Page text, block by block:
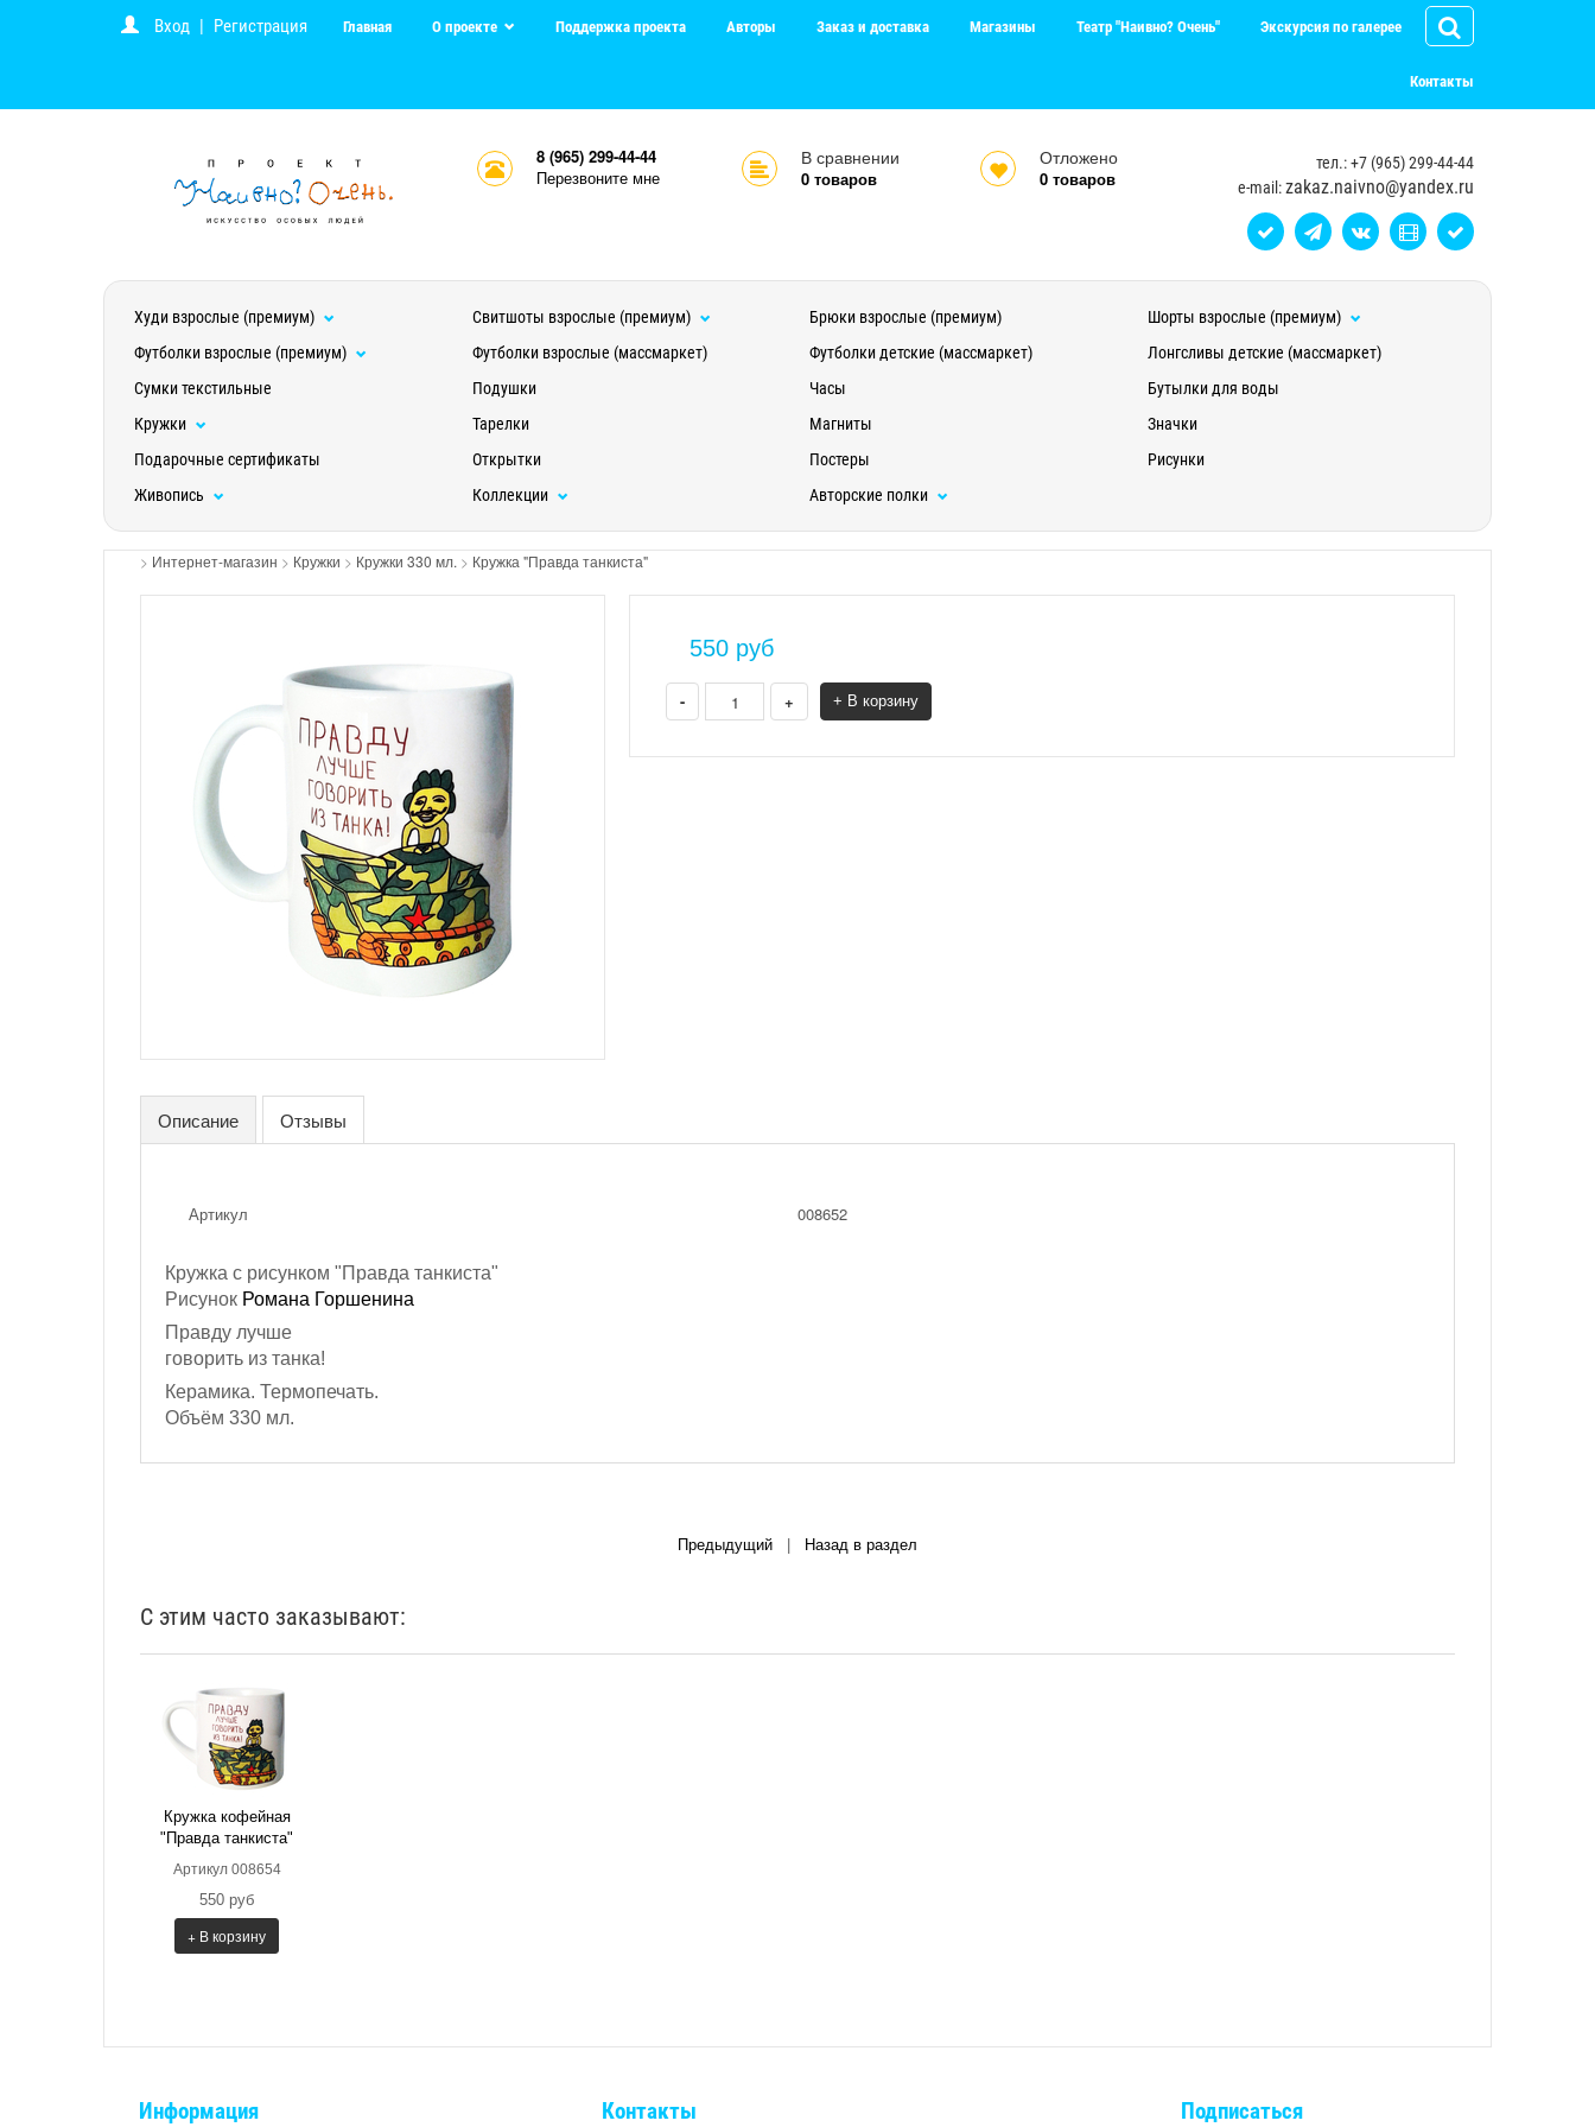
Вход | Регистрация Главная О проекте Поддержка проекта Авторы Заказ и доставка Магазины Театр "Наивно? Очень" Экскурсия по галерее
Контакты
8 (965) 299-44-44
Перезвоните мне
В сравнении
0товаров
Отложено
0 товаров
тел.: +7 (965) 299-44-44
e-mail:zakaz.naivno@yandex.ru
Худи взрослые (премиум) Свитшоты взрослые (премиум) Брюки взрослые (премиум)
Шорты взрослые (премиум)
Футболки взрослые (премиум)
Футболки взрослые (массмаркет) Футболки детские (массмаркет)
Лонгсливы детские (массмаркет)
Сумки текстильные
Подушки Часы
Бутылки для воды
Кружки
Тарелки Магниты
Значки
Подарочные сертификаты
Открытки Постеры
Рисунки
Живопись
Коллекции Авторские полки
> Интернет-магазин > Кружки > Кружки 330 мл. > Кружка "Правда танкиста"
550 руб
- + + В корзину
Описание Отзывы
Артикул 008652
Кружка с рисунком "Правда танкиста"
Рисунок Романа Горшенина
Правду лучше
говорить из танка!
Керамика. Термопечать.
Объём 330 мл.
Предыдущий Назад в раздел
С этим часто заказывают:
Кружка кофейная
"Правда танкиста"
Артикул 008654
550 руб
+ В корзину
Информация Контакты Подписаться